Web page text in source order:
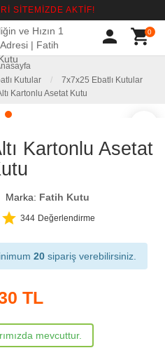
SİTEMİZDE AKTİF!
person shopping_cart0
Kutular
7x7x25 Ebatlı Kutular
Kartonlu Asetat Kutu
Kartonlu Asetat
Marka: Fatih Kutu
star 344 Değerlendirme
20 sipariş verebilirsiniz.
TL
mevcuttur.